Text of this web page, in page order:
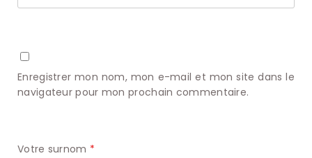
Enregistrer mon nom, mon e-mail et mon site dans le
navigateur pour mon prochain commentaire.
Votre surnom *